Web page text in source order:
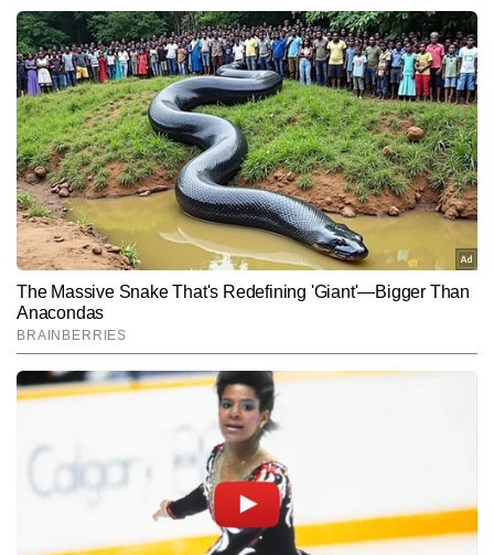
Hindi NewsEntertainmentBhojpuri
End of Article
ललित कुमार AUTHOR
ललित कुमार टाइम्स नाउ नवभारत डिजिटल की एंटरटेनमेंट टीम में बतौर राइटर जुड़े
शुरू किया और बॉलीवुड, टीवी, वेब सीरीज और सेलेब्रिटी लाइफ से जुड़ी खबरों की
गहरी समझ विकसित की। मीडिया में 12 वर्षों से अधिक का अनुभव रखने वाले
ललित एंटरटेनमेंट इंडस्ट्री के ट्रेंड्स, ब्रेकिंग अपडेट्स, फिल्म/वेब सीरीज कवरेज
को यूजर-फ्रेंडली अंदाज में पेश करने में माहिर हैं और अबतक 13,000 से अधिक
आर्टिकल लिख चुके हैं।
और पढ़ें
Subscribe to our daily Newsletter!